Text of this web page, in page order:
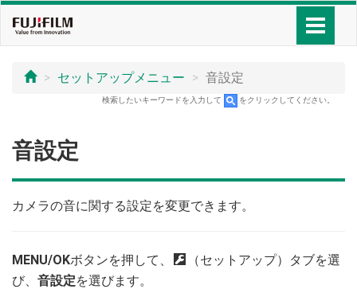
セットアップメニュー 音設定
検索したいキーワードを入力して をクリックしてください。
音設定
カメラの音に関する設定を変更できます。
MENU/OKボタンを押して、 D
（セットアップ）タブを選
び、 音設定を選びます。